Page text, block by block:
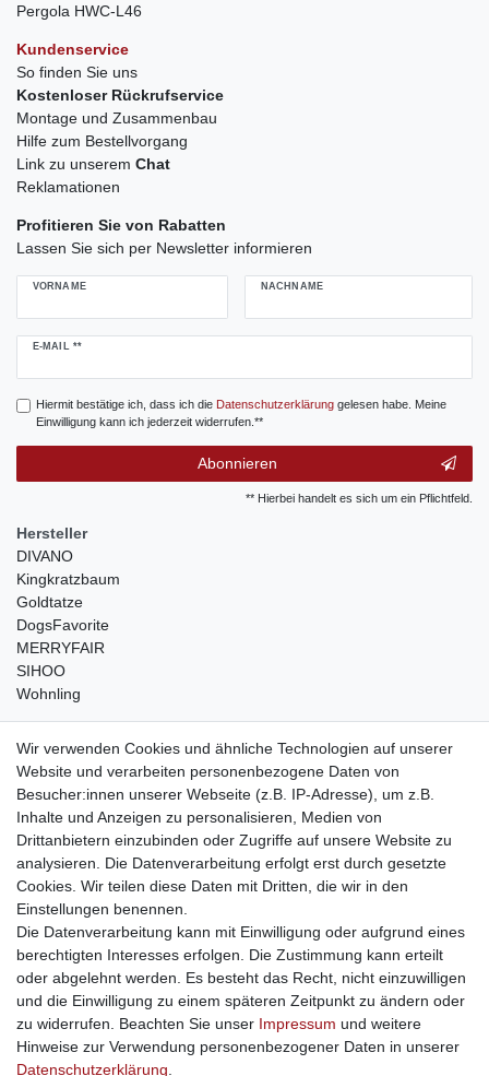
Pergola HWC-L46
Kundenservice
So finden Sie uns
Kostenloser Rückrufservice
Montage und Zusammenbau
Hilfe zum Bestellvorgang
Link zu unserem Chat
Reklamationen
Profitieren Sie von Rabatten
Lassen Sie sich per Newsletter informieren
VORNAME NACHNAME
E-MAIL **
Newsletter
Hiermit bestätige ich, dass ich die Daten­schutz­erklärunggelesen habe. Meine
Einwilligung kann ich jederzeit widerrufen.**
Abonnieren
** Hierbei handelt es sich um ein Pflichtfeld.
Hersteller
DIVANO
Kingkratzbaum
Goldtatze
DogsFavorite
MERRYFAIR
SIHOO
Wohnling
weitere Shops
traumlampen- Lampen und Kronleuchter
kinderwagencenter- Exklusive und günstige Kinderwagen
gastrogeraete24- alles für Gastronomie und Imbiss
soziale Medien
Facebook
sicher einkaufen
Sichere Bestellung und Zahlung via SSL Verschlüsselung
Wir verwenden Cookies und ähnliche Technologien auf unserer
Website und verarbeiten personenbezogene Daten von
Besucher:innen unserer Webseite (z.B. IP-Adresse), um z.B.
Inhalte und Anzeigen zu personalisieren, Medien von
Drittanbietern einzubinden oder Zugriffe auf unsere Website zu
analysieren. Die Datenverarbeitung erfolgt erst durch gesetzte
Cookies. Wir teilen diese Daten mit Dritten, die wir in den
Einstellungen benennen.
Die Datenverarbeitung kann mit Einwilligung oder aufgrund eines
berechtigten Interesses erfolgen. Die Zustimmung kann erteilt
oder abgelehnt werden. Es besteht das Recht, nicht einzuwilligen
und die Einwilligung zu einem späteren Zeitpunkt zu ändern oder
zu widerrufen. Beachten Sie unser Impressum und weitere
Hinweise zur Verwendung personenbezogener Daten in unserer
Daten­schutz­erklärung